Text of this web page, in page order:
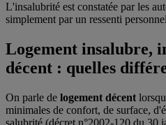
L'insalubrité est constatée par les
simplement par un ressenti
Logement insalubre,
décent : quelles
On parle de logement décent
minimales de confort, de surface,